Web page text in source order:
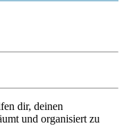
dir, deinen
und organisiert zu